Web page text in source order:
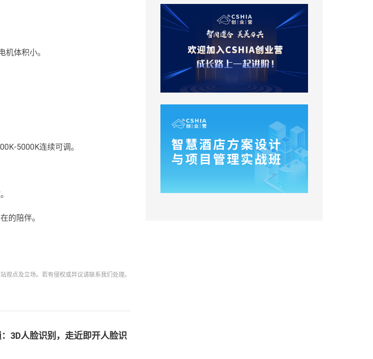
体积小。
5000K连续可调。
的陪伴。
观点及立场。若有侵权或异议请联系我们处理。
3D人脸识别，走近即开人脸识